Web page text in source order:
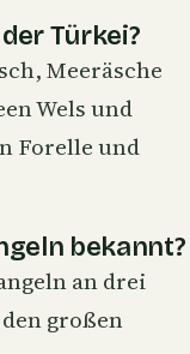
Türkei?
Meeräsche
Wels und
Forelle und
bekannt?
an drei
großen